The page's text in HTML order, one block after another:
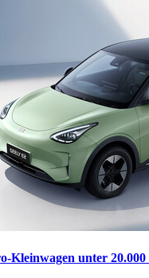
Kleinwagen unter